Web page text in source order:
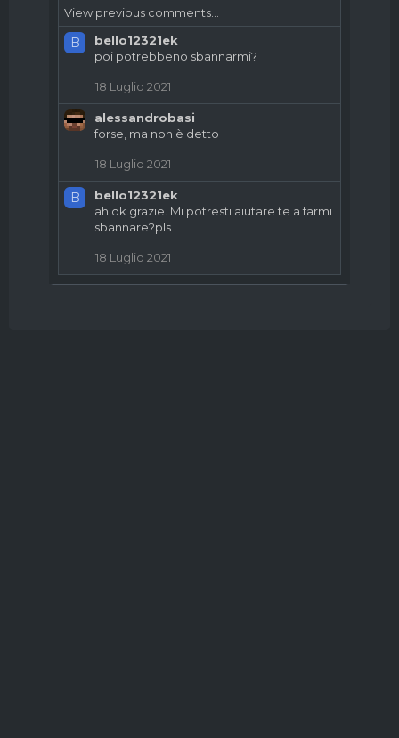
View previous comments...
B
bello12321ek
poi potrebbeno sbannarmi?
18 Luglio 2021
alessandrobasi
forse, ma non è detto
18 Luglio 2021
B
bello12321ek
ah ok grazie. Mi potresti aiutare te a farmi
sbannare?pls
18 Luglio 2021